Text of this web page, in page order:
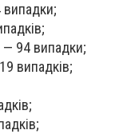
випадки;
— 94 випадки;
випадків;